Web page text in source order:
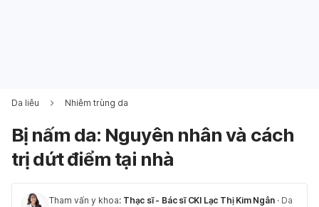
Da liễu Nhiễm trùng da
Bị nấm da: Nguyên nhân và cách
trị dứt điểm tại nhà
Tham vấn y khoa: Thạc sĩ - Bác sĩ CKI Lạc Thị Kim Ngân · Da